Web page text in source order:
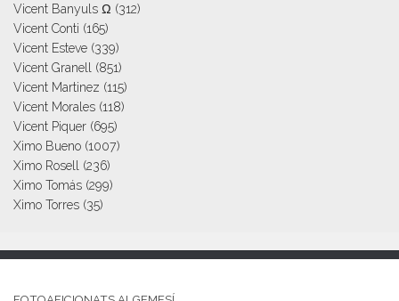
Vicent Banyuls Ω (312)
Vicent Conti (165)
Vicent Esteve (339)
Vicent Granell
(851)
Vicent Martinez (115)
Vicent Morales (118)
Vicent Piquer (695)
Ximo Bueno (1007)
Ximo Rosell
(236)
Ximo Tomás (299)
Ximo Torres (35)